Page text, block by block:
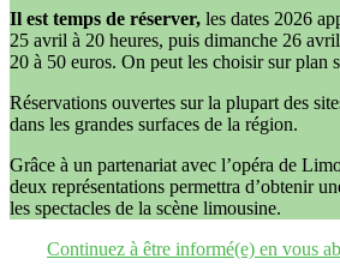
Il est temps de réserver, les dates 2026
25 avril à 20 heures, puis dimanche 26
20 à 50 euros. On peut les choisir sur plan
Réservations ouvertes sur la plupart des
dans les grandes surfaces de la région.
Grâce à un partenariat avec l’opéra de
deux représentations permettra d’obtenir
les spectacles de la scène limousine.
Continuez à être informé(e) en vous